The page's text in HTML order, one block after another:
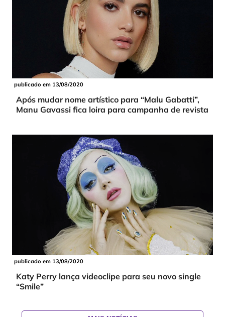
publicado em 13/08/2020
Após mudar nome artístico para “Malu Gabatti”,
Manu Gavassi fica loira para campanha de revista
publicado em 13/08/2020
Katy Perry lança videoclipe para seu novo single
“Smile”